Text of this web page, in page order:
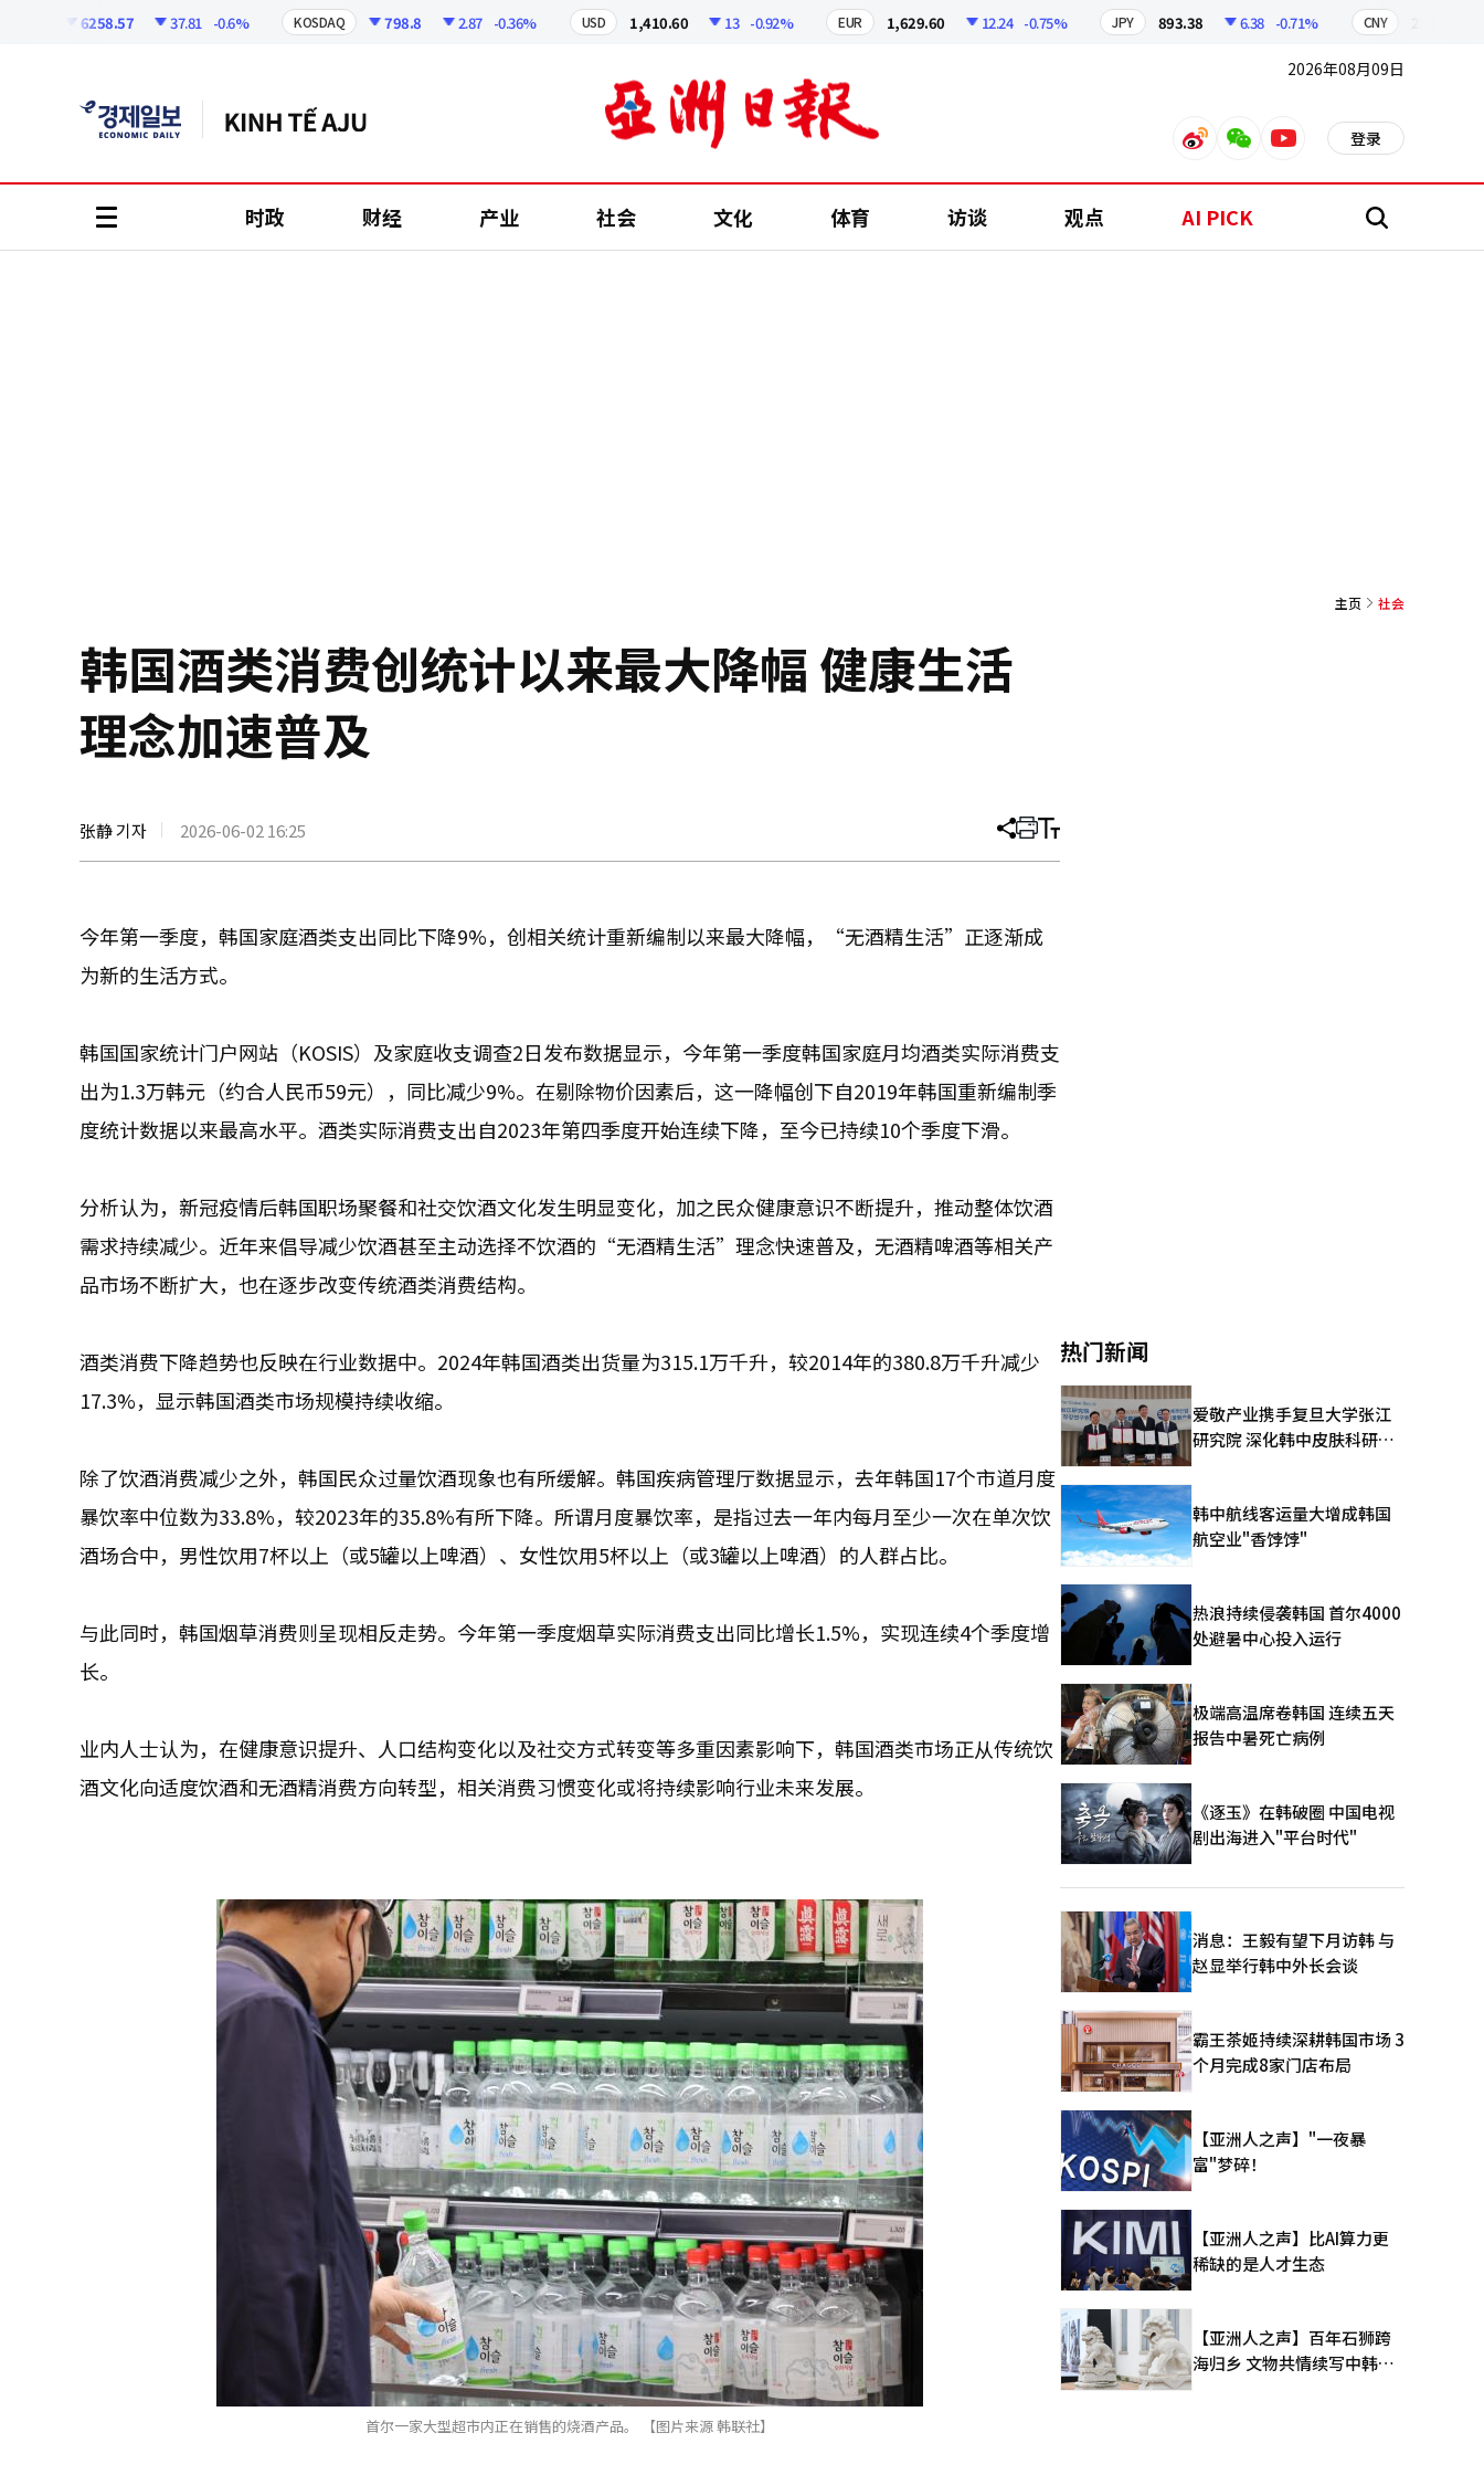
6258.57 37.81 -0.6% KOSDAQ 798.8 2.87 -0.36% USD 1,410.60 13 -0.92% EUR 1,629.60 12.24 -0.75% JPY 893.38 6.38 -0.71% CNY 209.17
2026年08月09日
weiboweixinyoutube 登录
时政 财经 产业 社会 文化 体育 访谈 观点 AI PICK 搜
主页 社会
韩国酒类消费创统计以来最大降幅 健康生活
理念加速普及
张静 기자 2026-06-02 16:25 分
文
打 调
大
今年第一季度，韩国家庭酒类支出同比下降9%，创相关统计重新编制以来最大降幅，“无酒精生活”正逐渐成
为新的生活方式。
韩国国家统计门户网站（KOSIS）及家庭收支调查2日发布数据显示，今年第一季度韩国家庭月均酒类实际消费支
出为1.3万韩元（约合人民币59元），同比减少9%。在剔除物价因素后，这一降幅创下自2019年韩国重新编制季
度统计数据以来最高水平。酒类实际消费支出自2023年第四季度开始连续下降，至今已持续10个季度下滑。
分析认为，新冠疫情后韩国职场聚餐和社交饮酒文化发生明显变化，加之民众健康意识不断提升，推动整体饮酒
需求持续减少。近年来倡导减少饮酒甚至主动选择不饮酒的“无酒精生活”理念快速普及，无酒精啤酒等相关产
品市场不断扩大，也在逐步改变传统酒类消费结构。
酒类消费下降趋势也反映在行业数据中。2024年韩国酒类出货量为315.1万千升，较2014年的380.8万千升减少
17.3%，显示韩国酒类市场规模持续收缩。
除了饮酒消费减少之外，韩国民众过量饮酒现象也有所缓解。韩国疾病管理厅数据显示，去年韩国17个市道月度
暴饮率中位数为33.8%，较2023年的35.8%有所下降。所谓月度暴饮率，是指过去一年内每月至少一次在单次饮
酒场合中，男性饮用7杯以上（或5罐以上啤酒）、女性饮用5杯以上（或3罐以上啤酒）的人群占比。
与此同时，韩国烟草消费则呈现相反走势。今年第一季度烟草实际消费支出同比增长1.5%，实现连续4个季度增
长。
业内人士认为，在健康意识提升、人口结构变化以及社交方式转变等多重因素影响下，韩国酒类市场正从传统饮
酒文化向适度饮酒和无酒精消费方向转型，相关消费习惯变化或将持续影响行业未来发展。
首尔一家大型超市内正在销售的烧酒产品。 【图片来源 韩联社】
热门新闻
爱敬产业携手复旦大学张江
研究院 深化韩中皮肤科研合
韩中航线客运量大增成韩国
航空业"香饽饽"
热浪持续侵袭韩国 首尔4000
处避暑中心投入运行
极端高温席卷韩国 连续五天
报告中暑死亡病例
《逐玉》在韩破圈 中国电视
剧出海进入"平台时代"
消息：王毅有望下月访韩 与
赵显举行韩中外长会谈
霸王茶姬持续深耕韩国市场 3
个月完成8家门店布局
【亚洲人之声】"一夜暴
富"梦碎！
【亚洲人之声】比AI算力更
稀缺的是人才生态
【亚洲人之声】百年石狮跨
海归乡 文物共情续写中韩人